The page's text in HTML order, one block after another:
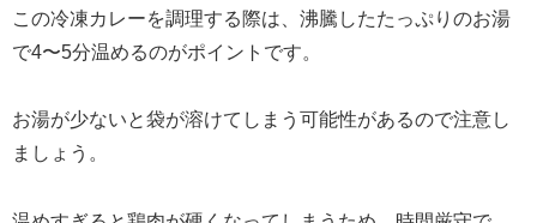
この冷凍カレーを調理する際は、沸騰したたっぷりのお湯
で4〜5分温めるのがポイントです。
お湯が少ないと袋が溶けてしまう可能性があるので注意し
ましょう。